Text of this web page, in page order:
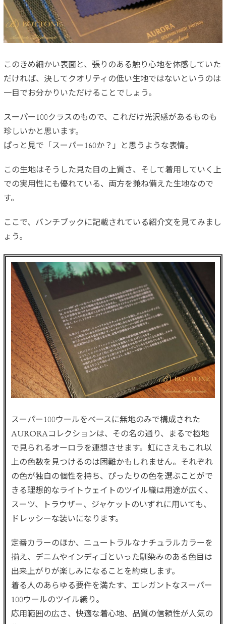
このきめ細かい表面と、張りのある触り心地を体感していた
だければ、決してクオリティの低い生地ではないというのは
一目でお分かりいただけることでしょう。
スーパー100クラスのもので、これだけ光沢感があるものも
珍しいかと思います。
ぱっと見で「スーパー160か？」と思うような表情。
この生地はそうした見た目の上質さ、そして着用していく上
での実用性にも優れている、両方を兼ね備えた生地なので
す。
ここで、バンチブックに記載されている紹介文を見てみまし
ょう。
スーパー100ウールをベースに無地のみで構成された
AURORAコレクションは、その名の通り、まるで極地
で見られるオーロラを連想させます。虹にさえもこれ以
上の色数を見つけるのは困難かもしれません。それぞれ
の色が独自の個性を持ち、ぴったりの色を選ぶことがで
きる理想的なライトウェイトのツイル織は用途が広く、
スーツ、トラウザー、ジャケットのいずれに用いても、
ドレッシーな装いになります。
定番カラーのほか、ニュートラルなナチュラルカラーを
揃え、デニムやインディゴといった馴染みのある色目は
出来上がりが楽しみになることを約束します。
着る人のあらゆる要件を満たす、エレガントなスーパー
100ウールのツイル織り。
応用範囲の広さ、快適な着心地、品質の信頼性が人気の